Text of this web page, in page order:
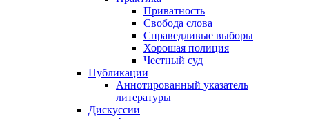
Приватность
Свобода слова
Справедливые выборы
Хорошая полиция
Честный суд
Публикации
Аннотированный указатель
литературы
Дискуссии